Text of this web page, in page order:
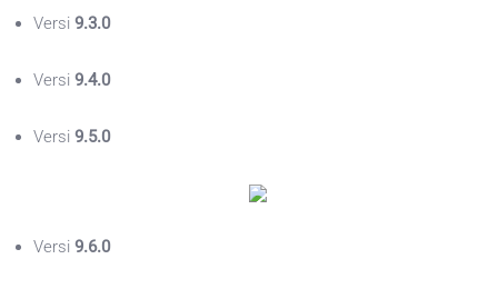
Versi 9.3.0
Versi 9.4.0
Versi 9.5.0
Versi 9.6.0